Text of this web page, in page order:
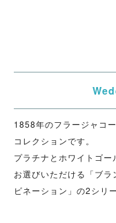
1858年のフラージャコ
コレクションです。
プラチナとホワイトゴ
お選びいただける「ブ
ビネーション」の2シリ